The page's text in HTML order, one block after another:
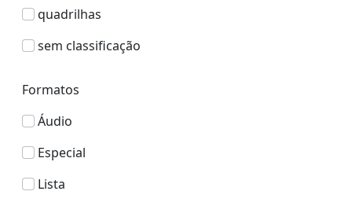
quadrilhas
sem classificação
Formatos
Áudio
Especial
Lista